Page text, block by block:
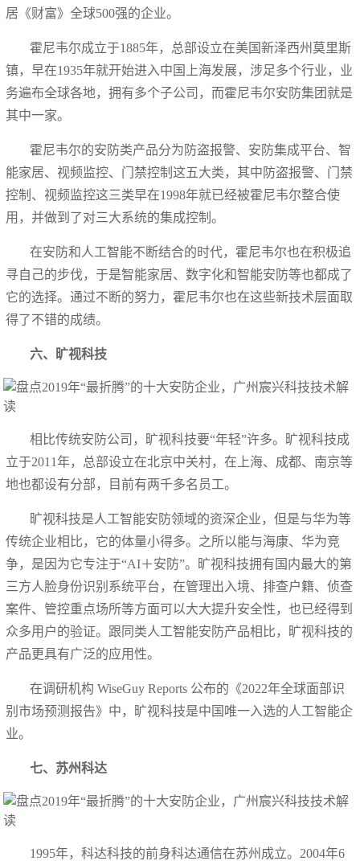
居《财富》全球500强的企业。
霍尼韦尔成立于1885年，总部设立在美国新泽西州莫里斯
镇，早在1935年就开始进入中国上海发展，涉足多个行业，业
务遍布全球各地，拥有多个子公司，而霍尼韦尔安防集团就是
其中一家。
霍尼韦尔的安防类产品分为防盗报警、安防集成平台、智
能家居、视频监控、门禁控制这五大类，其中防盗报警、门禁
控制、视频监控这三类早在1998年就已经被霍尼韦尔整合使
用，并做到了对三大系统的集成控制。
在安防和人工智能不断结合的时代，霍尼韦尔也在积极追
寻自己的步伐，于是智能家居、数字化和智能安防等也都成了
它的选择。通过不断的努力，霍尼韦尔也在这些新技术层面取
得了不错的成绩。
六、旷视科技
相比传统安防公司，旷视科技要“年轻”许多。旷视科技成
立于2011年，总部设立在北京中关村，在上海、成都、南京等
地也都设有分部，目前有两千多名员工。
旷视科技是人工智能安防领域的资深企业，但是与华为等
传统企业相比，它的体量小得多。之所以能与海康、华为竞
争，是因为它专注于“AI＋安防”。旷视科技拥有国内最大的第
三方人脸身份识别系统平台，在管理出入境、排查户籍、侦查
案件、管控重点场所等方面可以大大提升安全性，也已经得到
众多用户的验证。跟同类人工智能安防产品相比，旷视科技的
产品更具有广泛的应用性。
在调研机构 WiseGuy Reports 公布的《2022年全球面部识
别市场预测报告》中，旷视科技是中国唯一入选的人工智能企
业。
七、苏州科达
1995年，科达科技的前身科达通信在苏州成立。2004年6